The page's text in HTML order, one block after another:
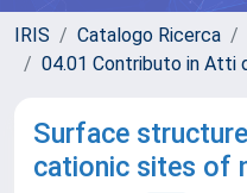
IRIS Catalogo Ricerca
04.01 Contributo in Atti
Surface
cationic sites of